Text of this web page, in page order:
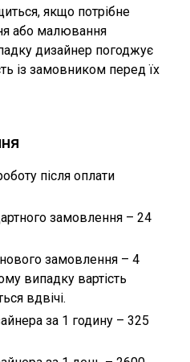
якщо потрібне
або малювання
дизайнер погоджує
із замовником перед їх
після оплати
замовлення – 24
замовлення – 4
випадку вартість
вдвічі.
за 1 годину – 325